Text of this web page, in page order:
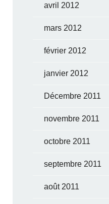
avril 2012
mars 2012
février 2012
janvier 2012
Décembre 2011
novembre 2011
octobre 2011
septembre 2011
août 2011